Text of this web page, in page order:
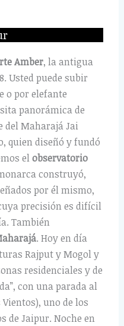
Amber, la antigua
Usted puede subir
o por elefante
panorámica de
del Maharajá Jai
quien diseñó y fundó
elobservatorio
construyó,
por él mismo,
precisión es difícil
También
. Hoy en día
Rajput y Mogol y
residenciales y de
con una parada al
uno de los
de Jaipur. Noche en